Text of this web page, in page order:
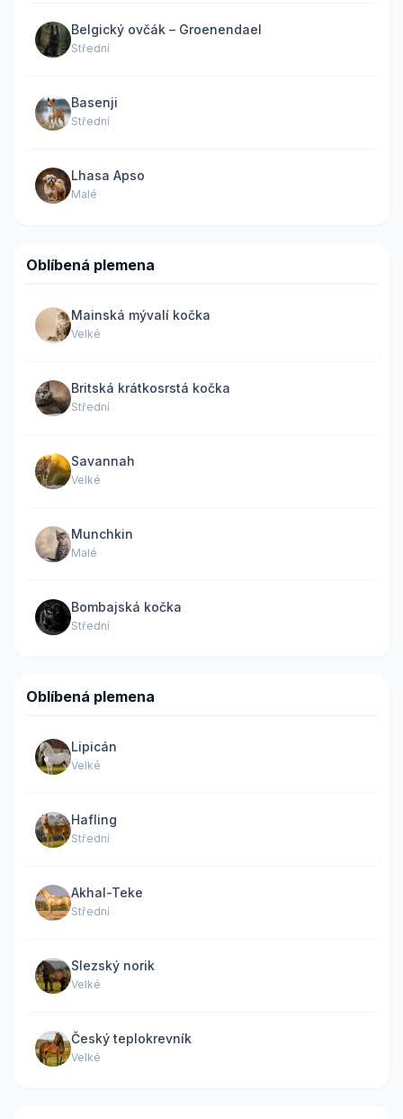
Belgický ovčák – Groenendael
Střední
Basenji
Střední
Lhasa Apso
Malé
Oblíbená plemena
Mainská mývalí kočka
Velké
Britská krátkosrstá kočka
Střední
Savannah
Velké
Munchkin
Malé
Bombajská kočka
Střední
Oblíbená plemena
Lipicán
Velké
Hafling
Střední
Akhal-Teke
Střední
Slezský norik
Velké
Český teplokrevník
Velké